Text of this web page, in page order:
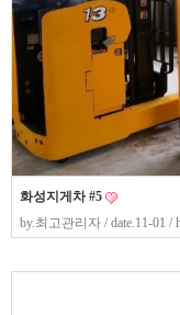
화성지게차 #5
by.최고관리자 / date.11-01 /